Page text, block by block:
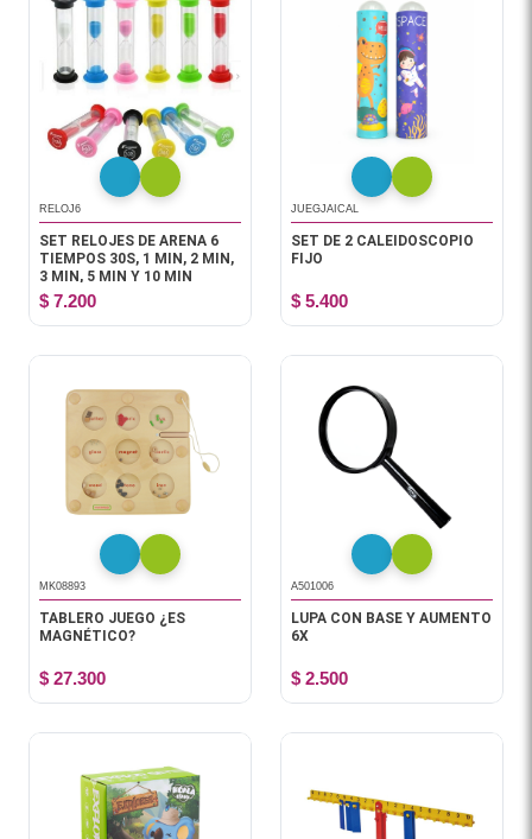
RELOJ6
SET RELOJES DE ARENA 6
TIEMPOS 30S, 1 MIN, 2 MIN,
3 MIN, 5 MIN Y 10 MIN
$ 7.200
JUEGJAICAL
SET DE 2 CALEIDOSCOPIO
FIJO
$ 5.400
MK08893
TABLERO JUEGO ¿ES
MAGNÉTICO?
$ 27.300
A501006
LUPA CON BASE Y AUMENTO
6X
$ 2.500